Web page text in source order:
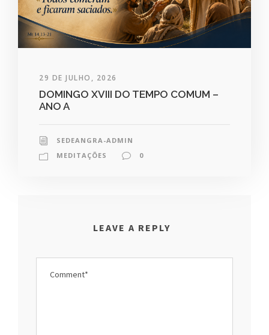
29 DE JULHO, 2026
DOMINGO XVIII DO TEMPO COMUM –
ANO A
SEDEANGRA-ADMIN
MEDITAÇÕES
0
LEAVE A REPLY